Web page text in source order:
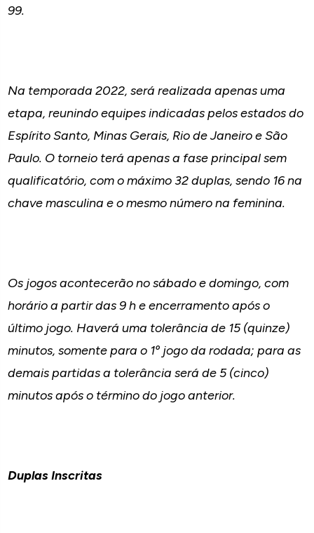
99.
Na temporada 2022, será realizada apenas uma
etapa, reunindo equipes indicadas pelos estados do
Espírito Santo, Minas Gerais, Rio de Janeiro e São
Paulo. O torneio terá apenas a fase principal sem
qualificatório, com o máximo 32 duplas, sendo 16 na
chave masculina e o mesmo número na feminina.
Os jogos acontecerão no sábado e domingo, com
horário a partir das 9 h e encerramento após o
último jogo. Haverá uma tolerância de 15 (quinze)
minutos, somente para o 1º jogo da rodada; para as
demais partidas a tolerância será de 5 (cinco)
minutos após o término do jogo anterior.
Duplas Inscritas